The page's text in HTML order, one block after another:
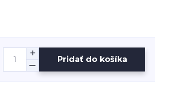
Pridať do košíka